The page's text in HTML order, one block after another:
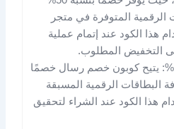
الرقمية المتوفرة في متجر
هذا الكود عند إتمام عملية
التخفيض المطلوب.
كود خصم بقيمة 10%: يتيح كوبون خصم رسال خصمًا
كافة البطاقات الرقمية المسبقة
هذا الكود عند الشراء لتحقيق